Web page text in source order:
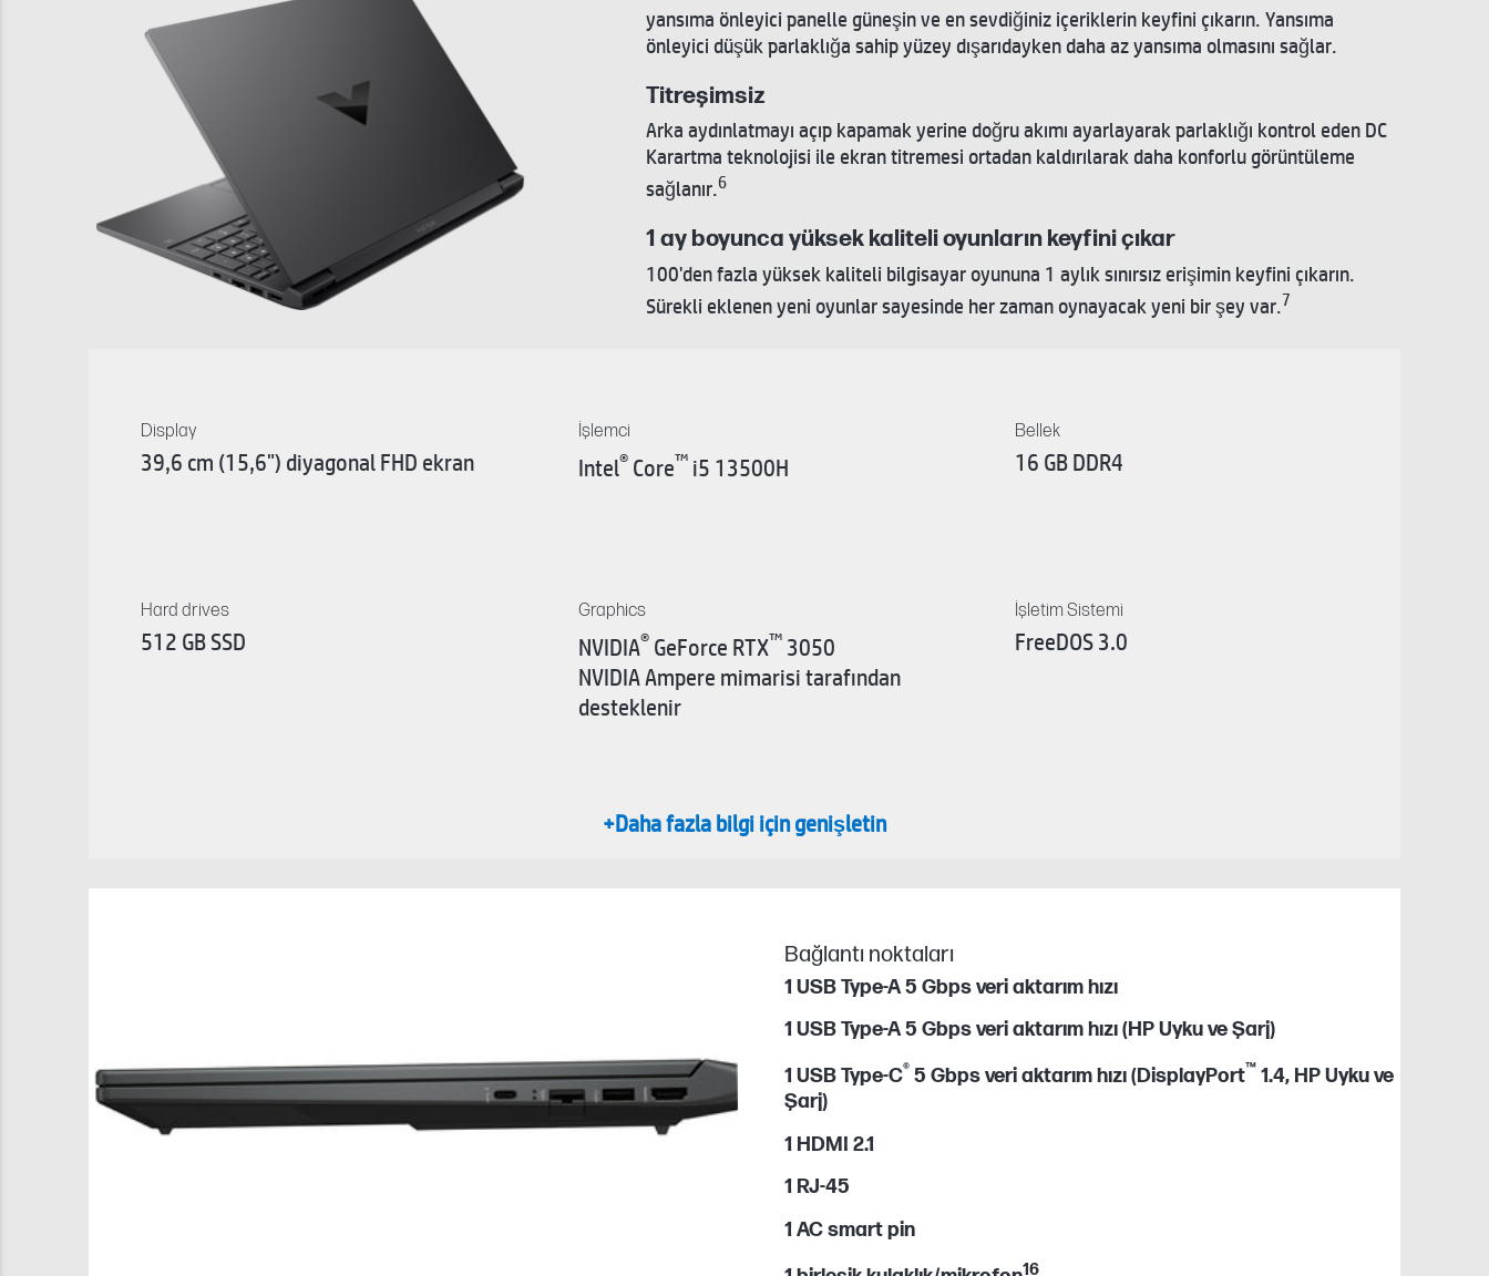
yansıma önleyici panelle güneşin ve en sevdiğiniz içeriklerin keyfini çıkarın. Yansıma
önleyici düşük parlaklığa sahip yüzey dışarıdayken daha az yansıma olmasını sağlar.
Titreşimsiz
Arka aydınlatmayı açıp kapamak yerine doğru akımı ayarlayarak parlaklığı kontrol eden DC
Karartma teknolojisi ile ekran titremesi ortadan kaldırılarak daha konforlu görüntüleme
sağlanır.6
1 ay boyunca yüksek kaliteli oyunların keyfini çıkar
100'den fazla yüksek kaliteli bilgisayar oyununa 1 aylık sınırsız erişimin keyfini çıkarın.
Sürekli eklenen yeni oyunlar sayesinde her zaman oynayacak yeni bir şey var.7
Display
39,6 cm (15,6") diyagonal FHD ekran
Hard drives
512 GB SSD
İşlemci
Intel®Core™i5 13500H
Graphics
NVIDIA®GeForce RTX™3050
NVIDIA Ampere mimarisi tarafından
desteklenir
Bellek
16 GB DDR4
İşletim Sistemi
FreeDOS 3.0
+Daha fazla bilgi için genişletin
Bağlantı noktaları
1 USB Type-A 5 Gbps veri aktarım hızı
1 USB Type-A 5 Gbps veri aktarım hızı (HP Uyku ve Şarj)
1 USB Type-C® 5 Gbps veri aktarım hızı (DisplayPort™ 1.4, HP Uyku ve
Şarj)
1 HDMI 2.1
1 RJ-45
1 AC smart pin
16